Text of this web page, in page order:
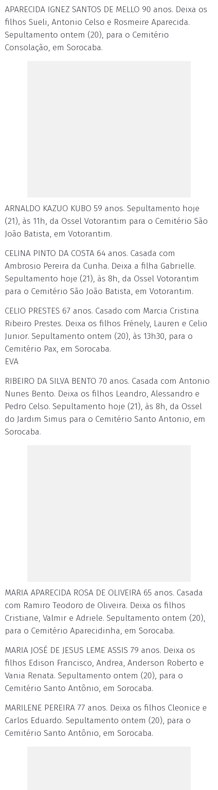
APARECIDA IGNEZ SANTOS DE MELLO 90 anos. Deixa os
filhos Sueli, Antonio Celso e Rosmeire Aparecida.
Sepultamento ontem (20), para o Cemitério
Consolação, em Sorocaba.
ARNALDO KAZUO KUBO 59 anos. Sepultamento hoje
(21), às 11h, da Ossel Votorantim para o Cemitério São
João Batista, em Votorantim.
CELINA PINTO DA COSTA 64 anos. Casada com
Ambrosio Pereira da Cunha. Deixa a filha Gabrielle.
Sepultamento hoje (21), às 8h, da Ossel Votorantim
para o Cemitério São João Batista, em Votorantim.
CELIO PRESTES 67 anos. Casado com Marcia Cristina
Ribeiro Prestes. Deixa os filhos Frénely, Lauren e Celio
Junior. Sepultamento ontem (20), às 13h30, para o
Cemitério Pax, em Sorocaba.
EVA
RIBEIRO DA SILVA BENTO 70 anos. Casada com Antonio
Nunes Bento. Deixa os filhos Leandro, Alessandro e
Pedro Celso. Sepultamento hoje (21), às 8h, da Ossel
do Jardim Simus para o Cemitério Santo Antonio, em
Sorocaba.
MARIA APARECIDA ROSA DE OLIVEIRA 65 anos. Casada
com Ramiro Teodoro de Oliveira. Deixa os filhos
Cristiane, Valmir e Adriele. Sepultamento ontem (20),
para o Cemitério Aparecidinha, em Sorocaba.
MARIA JOSÉ DE JESUS LEME ASSIS 79 anos. Deixa os
filhos Edison Francisco, Andrea, Anderson Roberto e
Vania Renata. Sepultamento ontem (20), para o
Cemitério Santo Antônio, em Sorocaba.
MARILENE PEREIRA 77 anos. Deixa os filhos Cleonice e
Carlos Eduardo. Sepultamento ontem (20), para o
Cemitério Santo Antônio, em Sorocaba.